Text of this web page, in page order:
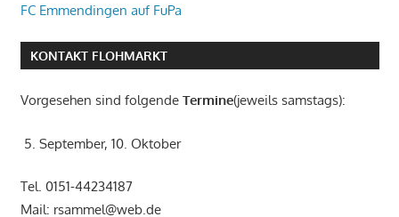
FC Emmendingen auf FuPa
KONTAKT FLOHMARKT
Vorgesehen sind folgende Termine(jeweils samstags):
5. September, 10. Oktober
Tel. 0151-44234187
Mail: rsammel@web.de